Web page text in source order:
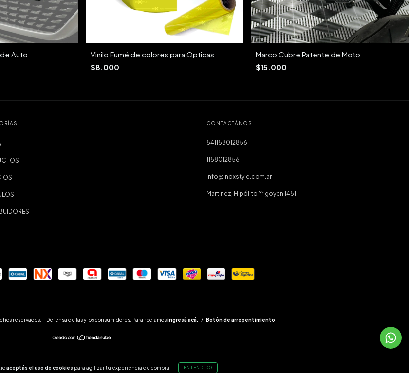
aceptás el uso de cookies para agilizar tu experiencia de compra. ENTENDIDO
Auto
Vinilo Fumé de colores para Opticas
$8.000
Marco Cubre Patente de Moto
$15.000
CONTACTÁNOS
541158012856
1158012856
info@inoxstyle.com.ar
Martinez, Hipólito Yrigoyen 1451
reservados. Defensa de las y los consumidores. Para reclamos ingresá acá. / Botón de arrepentimiento